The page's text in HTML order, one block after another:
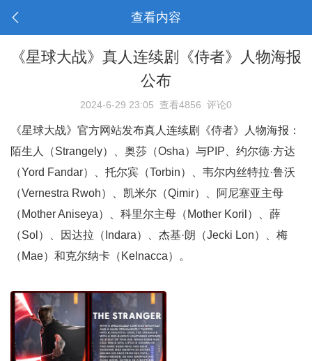
查看内容
《星球大战》真人连续剧《侍者》人物海报
公布
2024-6-29 23:05 查看4856 评论0
《星球大战》官方网站发布真人连续剧《侍者》人物海报：
陌生人（Strangely）、奥莎（Osha）与PIP、约尔德·方达
（Yord Fandar）、托尔宾（Torbin）、韦尔内丝特拉·鲁沃
（Vernestra Rwoh）、凯米尔（Qimir）、阿尼塞亚主母
（Mother Aniseya）、科里尔主母（Mother Koril）、薛
（Sol）、因达拉（Indara）、杰基·朗（Jecki Lon）、梅
（Mae）和克尔纳卡（Kelnacca）。